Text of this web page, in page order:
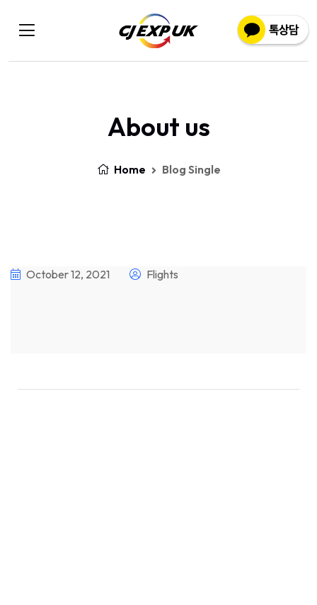
About us
Home Blog Single
October 12, 2021 Flights